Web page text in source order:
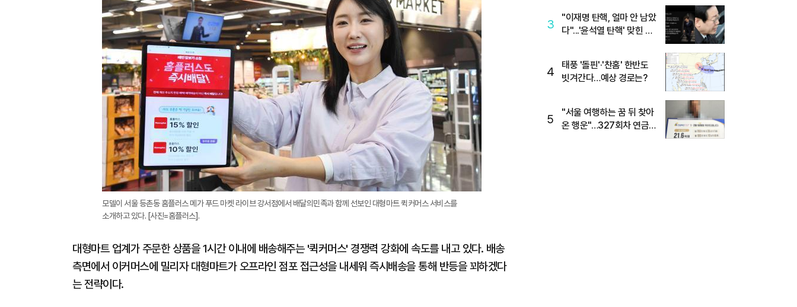
대
모델이 서울 등촌동 홈플러스 메가 푸드 마켓 라이브 강서점에서 배달의민족과 함께 선보인 대형마트 퀵커머스 서비스를
소개하고 있다. [사진=홈플러스].
대형마트 업계가 주문한 상품을 1시간 이내에 배송해주는 '퀵커머스' 경쟁력 강화에 속도를 내고 있다. 배송
측면에서 이커머스에 밀리자 대형마트가 오프라인 점포 접근성을 내세워 즉시배송을 통해 반등을 꾀하겠다
는 전략이다.
3
"이재명 탄핵, 얼마 안 남았
다"...'윤석열 탄핵' 맞힌 무
4
태풍 '돌핀'·'찬홈' 한반도
빗겨간다…예상 경로는?
5
"서울 여행하는 꿈 뒤 찾아
온 행운"…327회차 연금